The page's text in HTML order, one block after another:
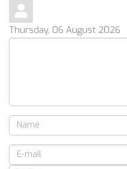
Thursday, 06 August 2026